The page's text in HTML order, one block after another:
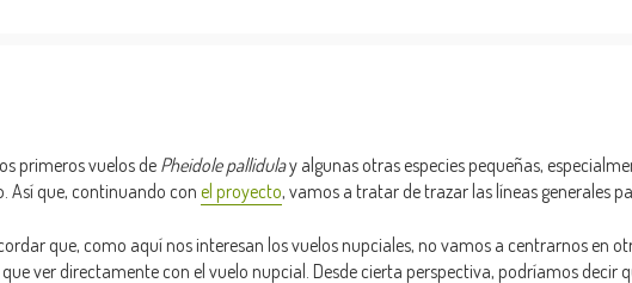
primeros vuelos de Pheidole pallidulay algunas otras especies pequeñas,
Así que, continuando con el proyecto, vamos a tratar de trazar las líneas generales
que, como aquí nos interesan los vuelos nupciales, no vamos a centrarnos en
ver directamente con el vuelo nupcial. Desde cierta perspectiva, podríamos decir